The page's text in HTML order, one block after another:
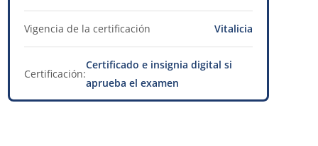
Vigencia de la certificación Vitalicia
Certificación:
Certificado e insignia digital si
aprueba el examen